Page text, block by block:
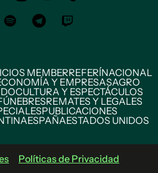
MEMBERREFERÍNACIONAL
Y EMPRESASAGRO
CULTURA Y ESPECTÁCULOS
REMATES Y LEGALES
PUBLICACIONES
ESPAÑAESTADOS UNIDOS
Políticas de Privacidad